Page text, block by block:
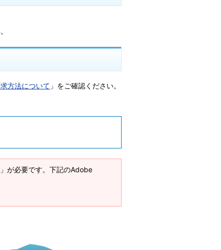
方法について 」をご確認ください。
が必要です。下記のAdobe